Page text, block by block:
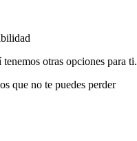
tenemos otras opciones para ti.
que no te puedes perder